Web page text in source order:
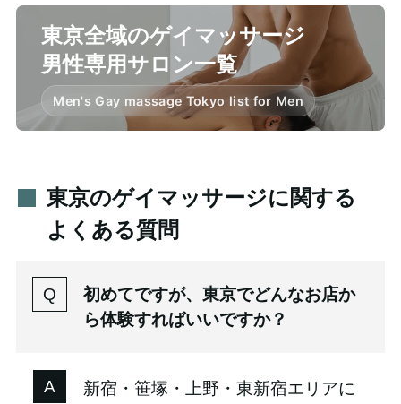
東京全域のゲイマッサージ
男性専用サロン一覧
Men's Gay massage Tokyo list for Men
東京のゲイマッサージに関する
よくある質問
初めてですが、東京でどんなお店か
ら体験すればいいですか？
新宿・笹塚・上野・東新宿エリアに